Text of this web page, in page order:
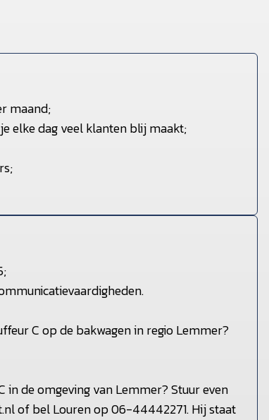
maand;
elke dag veel klanten blij maakt;
C op de bakwagen in regio Lemmer?
in de omgeving van Lemmer? Stuur even
of bel Louren op 06-44442271. Hij staat